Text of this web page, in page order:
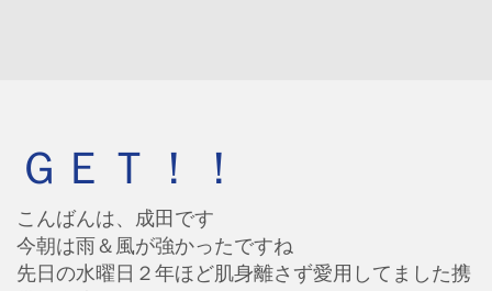
ＧＥＴ！！
こんばんは、成田です
今朝は雨＆風が強かったですね
先日の水曜日２年ほど肌身離さず愛用してました携